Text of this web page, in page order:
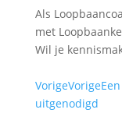
Als
met
Wil je
VorigeVorige
uitgenodigd